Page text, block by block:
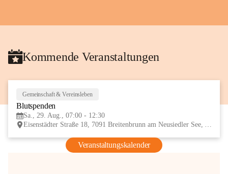
Kommende Veranstaltungen
Gemeinschaft & Vereinsleben
Blutspenden
Sa., 29. Aug., 07:00 - 12:30
Eisenstädter Straße 18, 7091 Breitenbrunn am Neusiedler See, AUT
Veranstaltungskalender